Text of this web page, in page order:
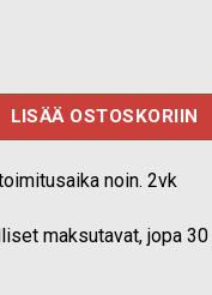
liivin nivussuojus Musta
LISÄÄ OSTOSKORIIN
noin. 2vk
maksutavat, jopa